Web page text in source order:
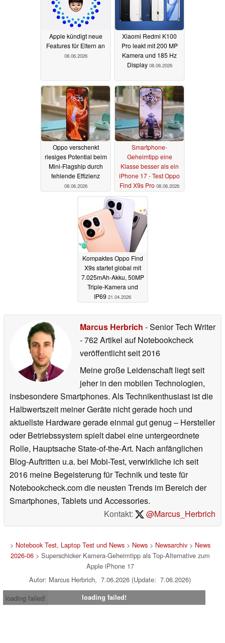
Apple kündigt neue
Features für Eltern an
08.06.2026
Xiaomi Redmi K100
Pro leakt mit 200 MP
Kamera und 185 Hz
Display 08.06.2026
Oppo verschenkt
riesiges Potential beim
Mini-Flagship durch
fehlende Effizienz
08.06.2026
Smartphone-
Geheimtipp eine
Klasse besser als ein
iPhone 17 - Test Oppo
Find X9s Pro 08.06.2026
Kompaktes Oppo Find
X9s startet global mit
7.025mAh-Akku, 50MP
Triple-Kamera und
IP69 21.04.2026
Marcus Herbrich - Senior Tech Writer
- 762 Artikel auf Notebookcheck
veröffentlichtseit 2016
Meine große Leidenschaft liegt seit
jeher in den mobilen Technologien,
insbesondere Smartphones. Als Technikenthusiast ist die
Halbwertszeit meiner Geräte nicht gerade hoch und
aktuellste Hardware gerade einmal gut genug – Hersteller
oder Betriebssystem spielt dabei eine untergeordnete
Rolle, Hauptsache State-of-the-Art. Nach anfänglichen
Blog-Auftritten u.a. bei Mobi-Test, verwirkliche ich seit
2016 meine Begeisterung für Technik und teste für
Notebookcheck.com die neusten Trends im Bereich der
Smartphones, Tablets und Accessories.
Kontakt:
@Marcus_Herbrich
> Notebook Test, Laptop Test und News> News> Newsarchiv> News
2026-06> Superschicker Kamera-Geheimtipp als Top-Alternative zum
Apple iPhone 17
Autor: Marcus Herbrich, 7.06.2026 (Update: 7.06.2026)
loading failed!
loading failed!